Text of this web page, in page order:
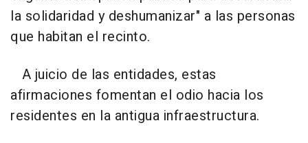
la solidaridad y deshumanizar" a las personas
que habitan el recinto.
A juicio de las entidades, estas
afirmaciones fomentan el odio hacia los
residentes en la antigua infraestructura.